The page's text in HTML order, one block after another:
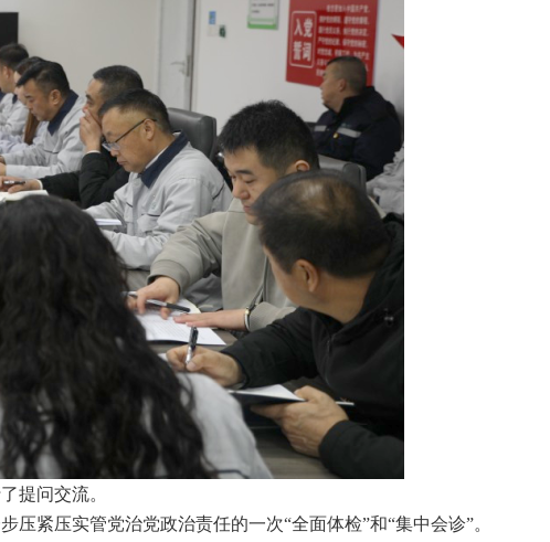
提问交流。
紧压实管党治党政治责任的一次“全面体检”和“集中会诊”。